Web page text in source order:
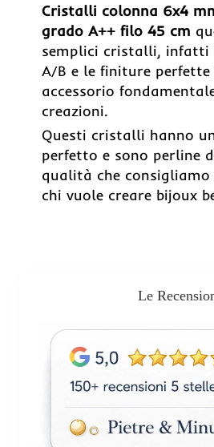
Cristalli colonna 6x4
grado A++ filo 45 cm
semplici cristalli,
A/B e le finiture
accessorio
creazioni.
Questi cristalli hanno
perfetto e sono perline
qualità che consigliamo
chi vuole creare bijoux
Le